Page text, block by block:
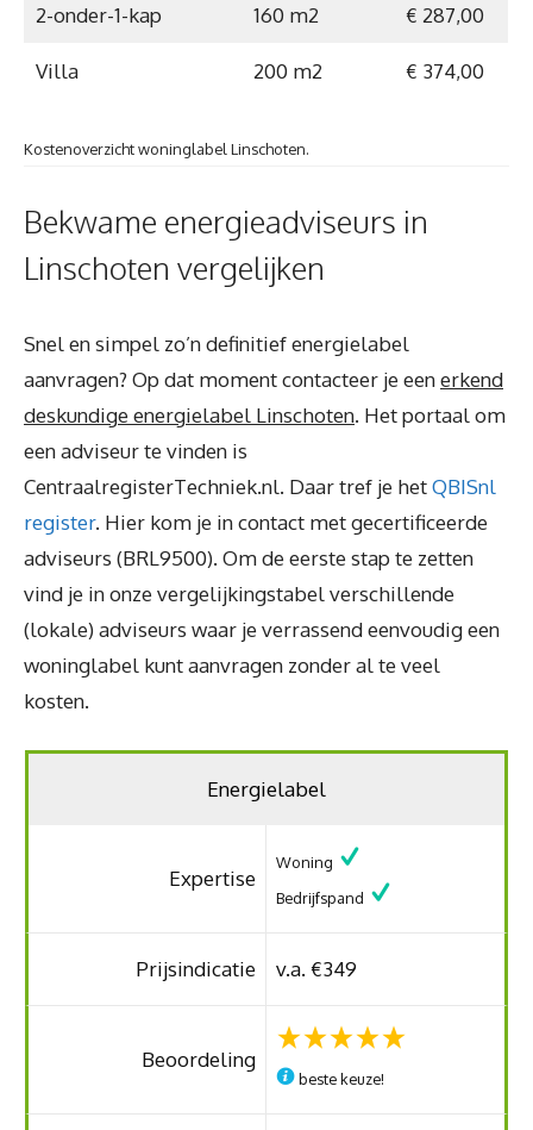
2-onder-1-kap 160 m2 € 287,00
Villa 200 m2 € 374,00
Kostenoverzicht woninglabel Linschoten.
Bekwame energieadviseurs in
Linschoten vergelijken
Snel en simpel zo’n definitief energielabel
aanvragen? Op dat moment contacteer je eenerkend
deskundige energielabel Linschoten. Het portaal om
een adviseur te vinden is
CentraalregisterTechniek.nl. Daar tref je hetQBISnl
register. Hier kom je in contact met gecertificeerde
adviseurs (BRL9500). Om de eerste stap te zetten
vind je in onze vergelijkingstabel verschillende
(lokale) adviseurs waar je verrassend eenvoudig een
woninglabel kunt aanvragen zonder al te veel
kosten.
Energielabel
Expertise
Woning
Bedrijfspand
Prijsindicatie v.a. €349
Beoordeling
beste keuze!